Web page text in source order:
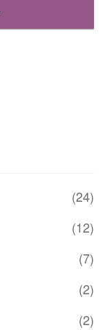
110,00 kr.
(24)
(12)
(7)
(2)
(2)